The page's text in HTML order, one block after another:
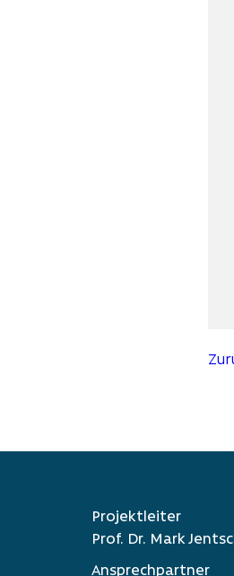
Projektleiter
Prof. Dr. Mark
Ansprechpartner